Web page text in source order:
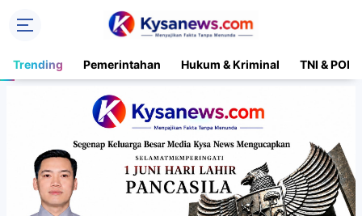
Trending Pemerintahan Hukum & Kriminal TNI &